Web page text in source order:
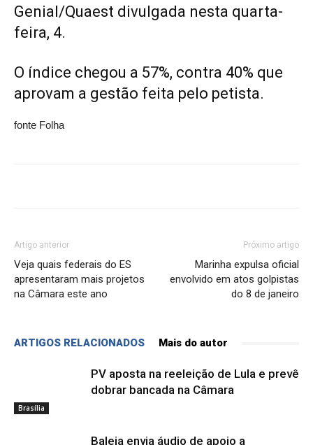
Genial/Quaest divulgada nesta quarta-
feira, 4.
O índice chegou a 57%, contra 40% que
aprovam a gestão feita pelo petista.
fonte Folha
Artigo anterior
Veja quais federais do ES
apresentaram mais projetos
na Câmara este ano
Próximo artigo
Marinha expulsa oficial
envolvido em atos golpistas
do 8 de janeiro
ARTIGOS RELACIONADOS Mais do autor
Brasília
PV aposta na reeleição de Lula e prevê
dobrar bancada na Câmara
Baleia envia áudio de apoio a